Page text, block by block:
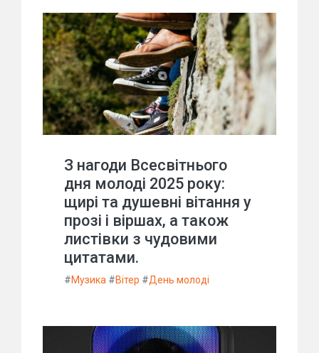
З нагоди Всесвітнього
дня молоді 2025 року:
щирі та душевні вітання у
прозі і віршах, а також
листівки з чудовими
цитатами.
#Музика #Вітер #День молоді